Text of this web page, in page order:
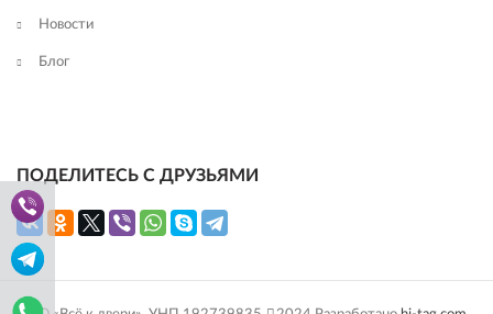
Новости
Блог
ПОДЕЛИТЕСЬ С ДРУЗЬЯМИ